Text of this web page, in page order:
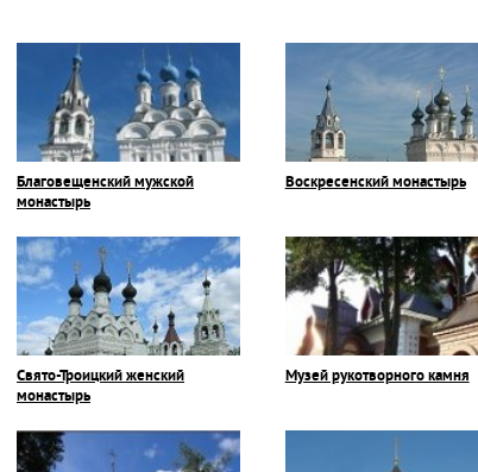
Благовещенский мужской
монастырь
Воскресенский монастырь
Свято-Троицкий женский
монастырь
Музей рукотворного камня